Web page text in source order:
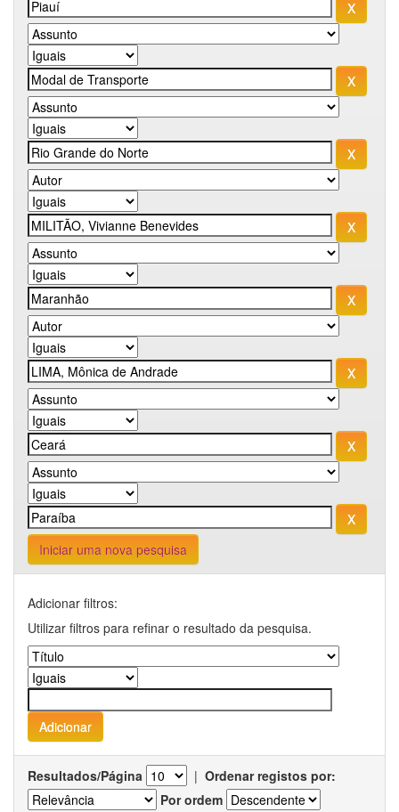
Iniciar uma nova pesquisa
Adicionar filtros:
Utilizar filtros para refinar o resultado da pesquisa.
Resultados/Página | Ordenar registos por:
Por ordem